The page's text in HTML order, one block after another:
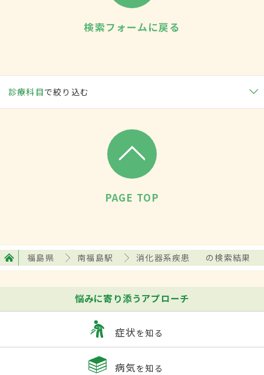
検索フォームに戻る
診療科目で絞り込む
PAGE TOP
福島県 南福島駅 消化器系疾患 の検索結果
悩みに寄り添うアプローチ
症状を知る
病気を知る